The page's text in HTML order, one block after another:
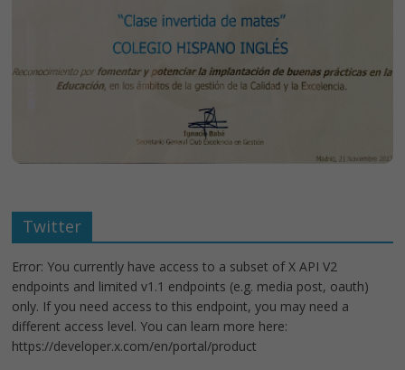
Twitter
Error: You currently have access to a subset of X API V2
endpoints and limited v1.1 endpoints (e.g. media post, oauth)
only. If you need access to this endpoint, you may need a
different access level. You can learn more here:
https://developer.x.com/en/portal/product